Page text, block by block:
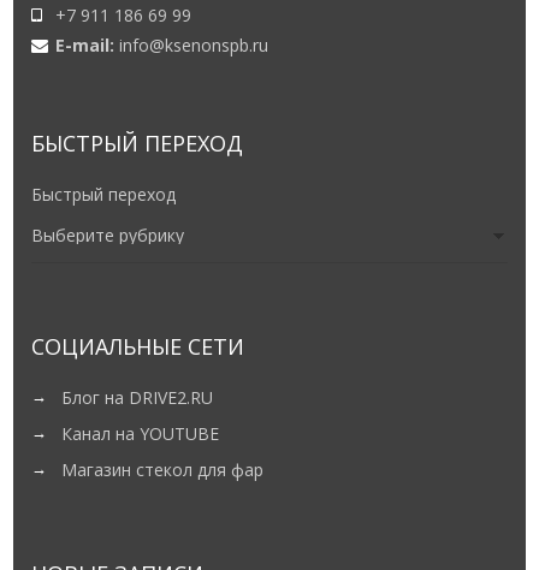
+7 911 186 69 99
E-mail:info@ksenonspb.ru
БЫСТРЫЙ ПЕРЕХОД
Быстрый переход
СОЦИАЛЬНЫЕ СЕТИ
Блог на DRIVE2.RU
Канал на YOUTUBE
Магазин стекол для фар